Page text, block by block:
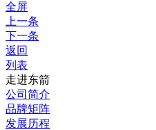
全屏
上一条
下一条
返回
列表
走进东箭
公司简介
品牌矩阵
发展历程